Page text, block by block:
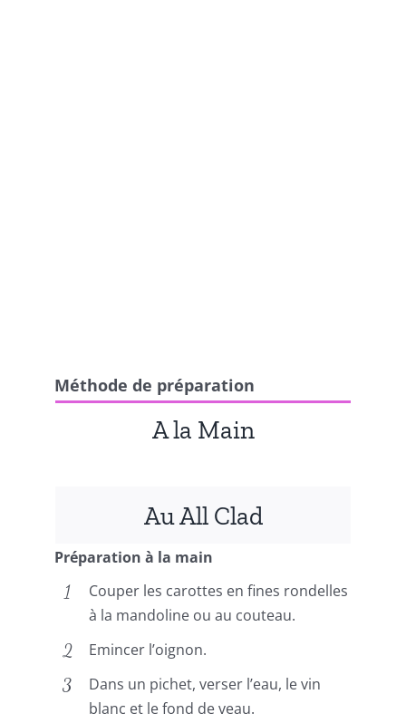
Méthode de préparation
A la Main
Au All Clad
Préparation à la main
Couper les carottes en fines rondelles
à la mandoline ou au couteau.
Emincer l’oignon.
Dans un pichet, verser l’eau, le vin
blanc et le fond de veau.